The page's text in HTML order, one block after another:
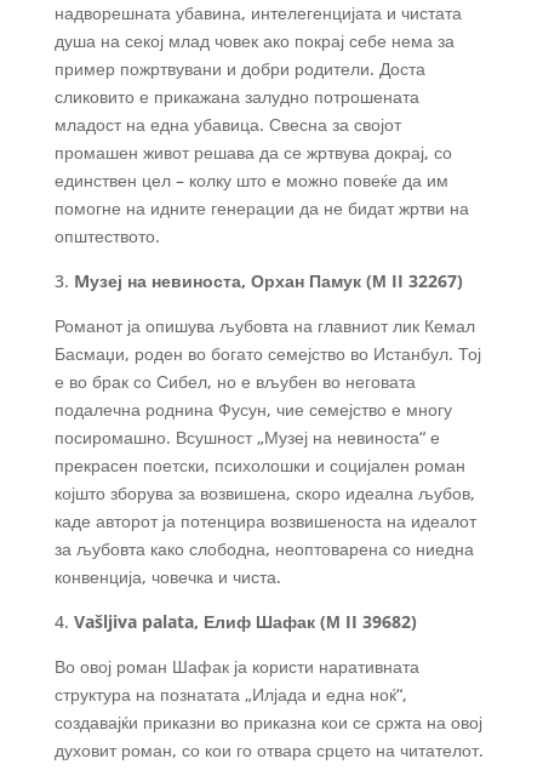
надворешната убавина, интелегенцијата и чистата
душа на секој млад човек ако покрај себе нема за
пример пожртвувани и добри родители. Доста
сликовито е прикажана залудно потрошената
младост на една убавица. Свесна за својот
промашен живот решава да се жртвува докрај, со
единствен цел – колку што е можно повеќе да им
помогне на идните генерации да не бидат жртви на
општеството.
3. Mузеј на невиноста, Орхан Памук (М II 32267)
Романот ја опишува љубовта на главниот лик Кемал
Басмаџи, роден во богато семејство во Истанбул. Тој
е во брак со Сибел, но е вљубен во неговата
подалечна роднина Фусун, чие семејство е многу
посиромашно. Всушност „Музеј на невиноста“ е
прекрасен поетски, психолошки и социјален роман
којшто зборува за возвишена, скоро идеална љубов,
каде авторот ја потенцира возвишеноста на идеалот
за љубовта како слободна, неоптоварена со ниедна
конвенција, човечка и чиста.
4. Vašljiva palata, Елиф Шафак (М II 39682)
Во овој роман Шафак ја користи наративната
структура на познатата „Илјада и една ноќ“,
создавајќи приказни во приказна кои се сржта на овој
духовит роман, со кои го отвара срцето на читателот.